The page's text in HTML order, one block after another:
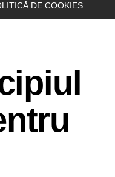
DE COOKIES